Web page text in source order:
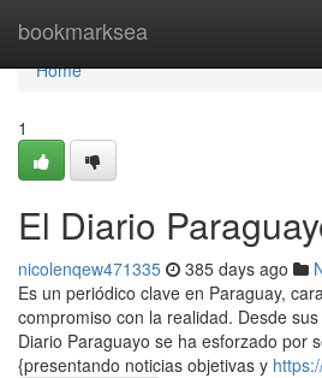
bookmarksea
Home
Home
1
El Diario
nicolenqew471335 385 days ago
Es un periódico clave en Paraguay,
compromiso con la realidad. Desde
Diario Paraguayo se ha esforzado por
{presentando noticias objetivas y